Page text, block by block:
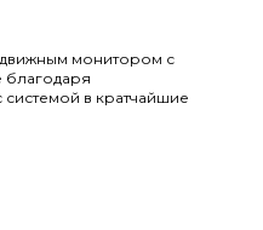
монитором с
благодаря
в кратчайшие